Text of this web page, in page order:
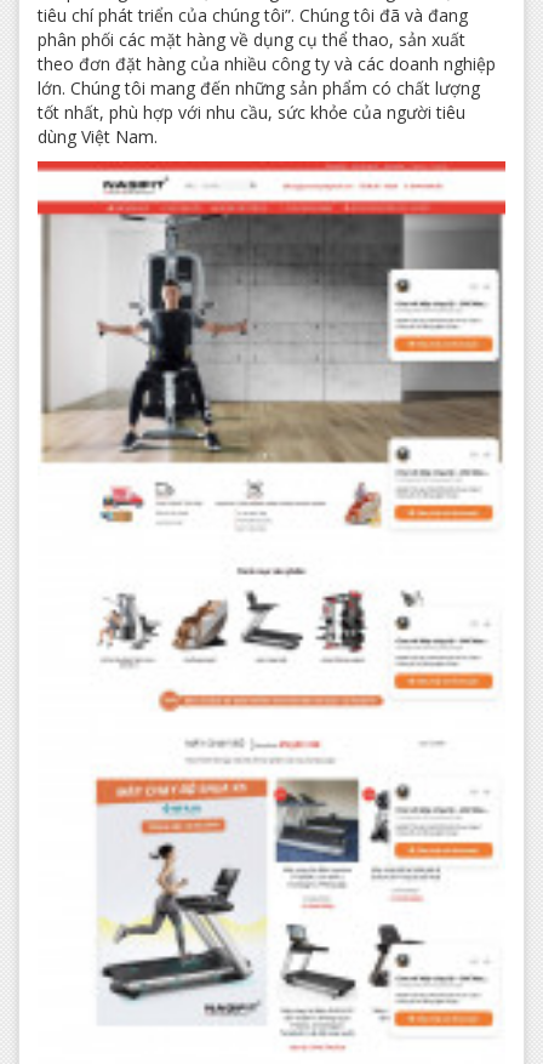
tiêu chí phát triển của chúng tôi”. Chúng tôi đã và đang
phân phối các mặt hàng về dụng cụ thể thao, sản xuất
theo đơn đặt hàng của nhiều công ty và các doanh nghiệp
lớn. Chúng tôi mang đến những sản phẩm có chất lượng
tốt nhất, phù hợp với nhu cầu, sức khỏe của người tiêu
dùng Việt Nam.